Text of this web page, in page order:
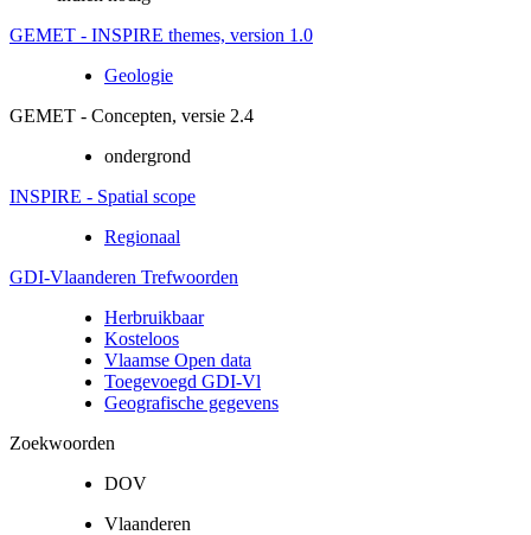
GEMET - INSPIRE themes, version 1.0
Geologie
GEMET - Concepten, versie 2.4
ondergrond
INSPIRE - Spatial scope
Regionaal
GDI-Vlaanderen Trefwoorden
Herbruikbaar
Kosteloos
Vlaamse Open data
Toegevoegd GDI-Vl
Geografische gegevens
Zoekwoorden
DOV
Vlaanderen